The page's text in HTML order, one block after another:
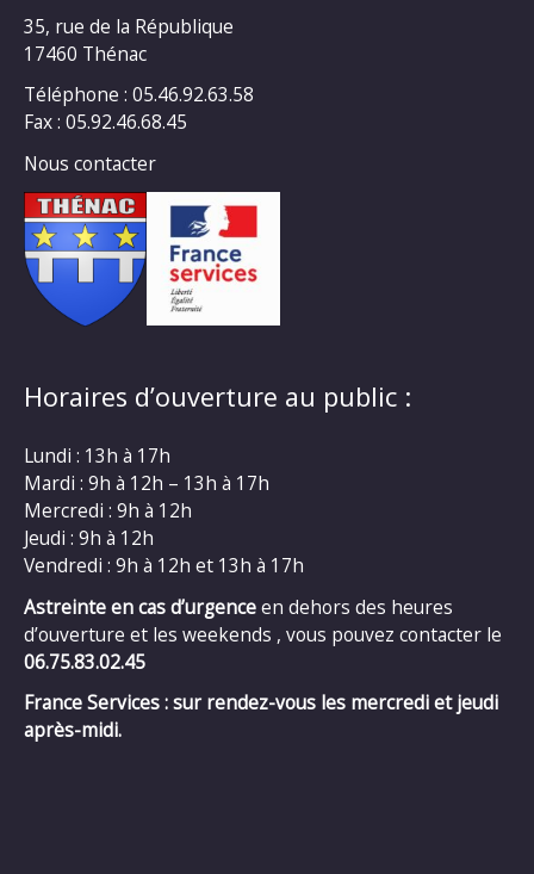
35, rue de la République
17460 Thénac
Téléphone : 05.46.92.63.58
Fax : 05.92.46.68.45
Nous contacter
Horaires d’ouverture au public :
Lundi : 13h à 17h
Mardi : 9h à 12h – 13h à 17h
Mercredi : 9h à 12h
Jeudi : 9h à 12h
Vendredi : 9h à 12h et 13h à 17h
Astreinte en cas d’urgenceen dehors des heures
d’ouverture et les weekends , vous pouvez contacter le
06.75.83.02.45
France Services : sur rendez-vous les mercredi et jeudi
après-midi.